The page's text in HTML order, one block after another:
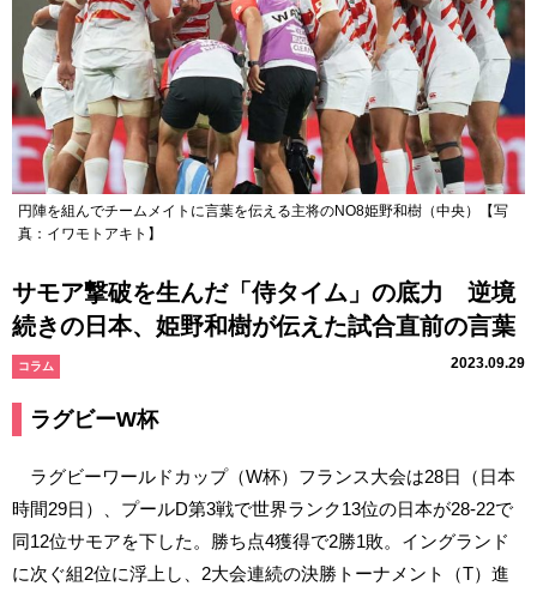
円陣を組んでチームメイトに言葉を伝える主将のNO8姫野和樹（中央）【写
真：イワモトアキト】
サモア撃破を生んだ「侍タイム」の底力 逆境
続きの日本、姫野和樹が伝えた試合直前の言葉
コラム 2023.09.29
ラグビーW杯
ラグビーワールドカップ（W杯）フランス大会は28日（日本
時間29日）、プールD第3戦で世界ランク13位の日本が28-22で
同12位サモアを下した。勝ち点4獲得で2勝1敗。イングランド
に次ぐ組2位に浮上し、2大会連続の決勝トーナメント（T）進